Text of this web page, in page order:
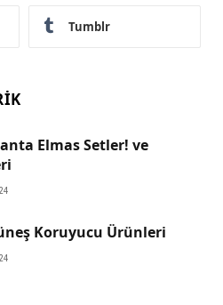
Tumblr
Elmas Setler! ve
Koruyucu Ürünleri